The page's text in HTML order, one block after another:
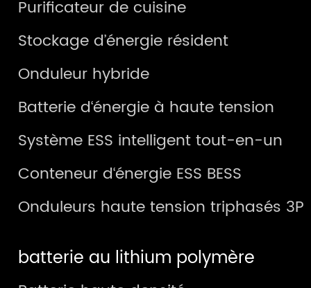
Purificateur de cuisine
Stockage d’énergie résident
Onduleur hybride
Batterie d‘énergie à haute tension
Système ESS intelligent tout-en-un
Conteneur d‘énergie ESS BESS
Onduleurs haute tension triphasés 3P
batterie au lithium polymère